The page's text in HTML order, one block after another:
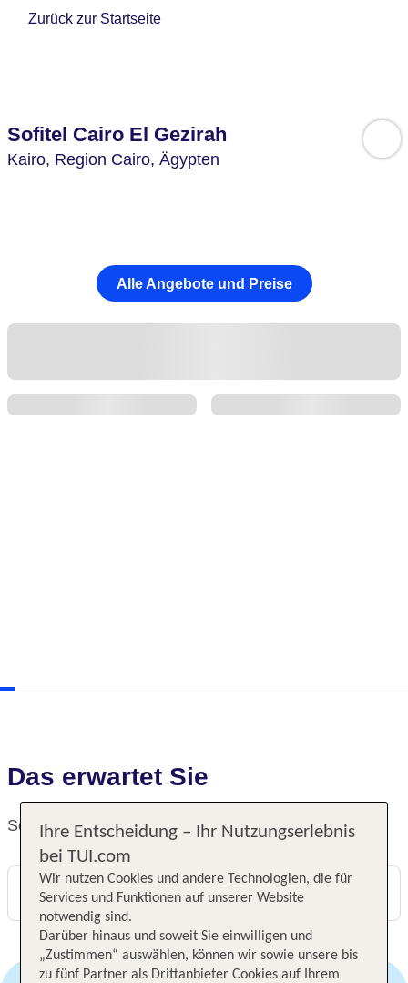
Zurück zur Startseite
Sofitel Cairo El Gezirah
Kairo, Region Cairo, Ägypten
Alle Angebote und Preise
Das erwartet Sie
Sofitel Cairo Nile El Gezirah
Digitaler und telefonischer 24/7 TUI Service
Ihre Entscheidung – Ihr Nutzungserlebnis
bei TUI.com
Wir nutzen Cookies und andere Technologien, die für
Services und Funktionen auf unserer Website
notwendig sind.
Darüber hinaus und soweit Sie einwilligen und
„Zustimmen“ auswählen, können wir sowie unsere bis
zu fünf Partner als Drittanbieter Cookies auf Ihrem